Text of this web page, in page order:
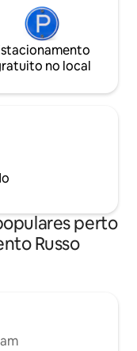
no local
perto
Russo